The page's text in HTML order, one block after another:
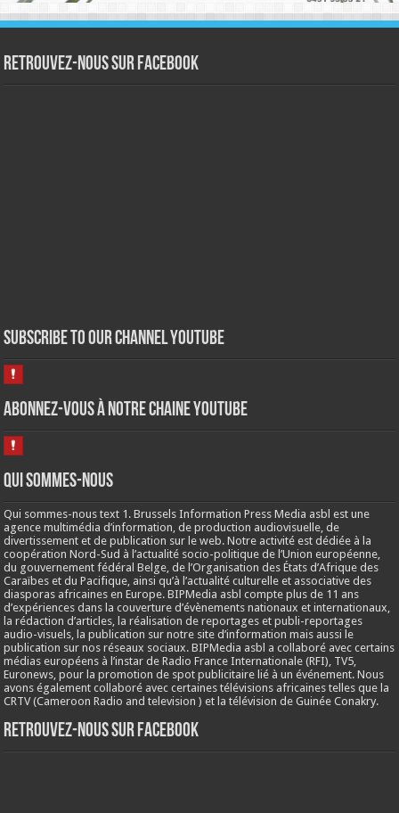
Retrouvez-nous sur Facebook
Subscribe to our Channel Youtube
Abonnez-vous à notre chaine Youtube
Qui sommes-nous
Qui sommes-nous text 1. Brussels Information Press Media asbl est une
agence multimédia d’information, de production audiovisuelle, de
divertissement et de publication sur le web. Notre activité est dédiée à la
coopération Nord-Sud à l’actualité socio-politique de l’Union européenne,
du gouvernement fédéral Belge, de l’Organisation des États d’Afrique des
Caraïbes et du Pacifique, ainsi qu’à l’actualité culturelle et associative des
diasporas africaines en Europe. BIPMedia asbl compte plus de 11 ans
d’expériences dans la couverture d’évènements nationaux et internationaux,
la rédaction d’articles, la réalisation de reportages et publi-reportages
audio-visuels, la publication sur notre site d’information mais aussi le
publication sur nos réseaux sociaux. BIPMedia asbl a collaboré avec certains
médias européens à l’instar de Radio France Internationale (RFI), TV5,
Euronews, pour la promotion de spot publicitaire lié à un événement. Nous
avons également collaboré avec certaines télévisions africaines telles que la
CRTV (Cameroon Radio and television ) et la télévision de Guinée Conakry.
Retrouvez-nous sur Facebook